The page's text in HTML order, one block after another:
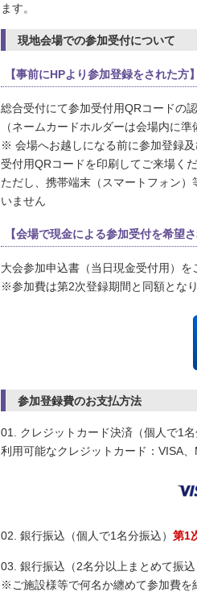
ます。
現地会場での参加受付について
【事前にHPより参加登録をされた方】
総合受付にて参加受付用QRコードの
（ネームカードホルダーは会場内に準
※ 会場へお越しになる前に参加登録
受付用QRコードを印刷してご来場くだ
ただし、携帯端末（スマートフォン
いません
【会場で現金による参加受付を希望さ
大会参加申込書（当日現金受付用）を
※参加費は第2次登録期間と同額となり
参加登録費のお支払方法
01. クレジットカード決済（個人で1名
利用可能なクレジットカード：VISA
02. 銀行振込（個人で1名分振込） 第1
03. 銀行振込（2名分以上まとめて振込
※ご施設様等で何名か纏めて参加費を